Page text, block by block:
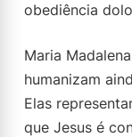
obediência
Maria
humanizam
Elas
que Jesus é